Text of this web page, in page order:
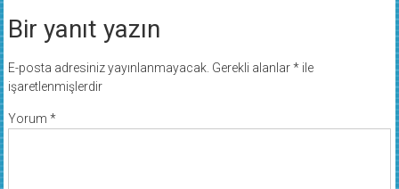
Bir yanıt yazın
E-posta adresiniz yayınlanmayacak. Gerekli alanlar*ile
işaretlenmişlerdir
Yorum *